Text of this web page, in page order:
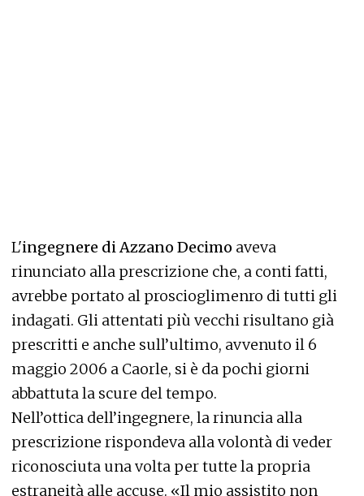
L'ingegnere di Azzano Decimo aveva
rinunciato alla prescrizione che, a conti fatti,
avrebbe portato al proscioglimenro di tutti gli
indagati. Gli attentati più vecchi risultano già
prescritti e anche sull’ultimo, avvenuto il 6
maggio 2006 a Caorle, si è da pochi giorni
abbattuta la scure del tempo.
Nell’ottica dell’ingegnere, la rinuncia alla
prescrizione rispondeva alla volontà di veder
riconosciuta una volta per tutte la propria
estraneità alle accuse. «Il mio assistito non